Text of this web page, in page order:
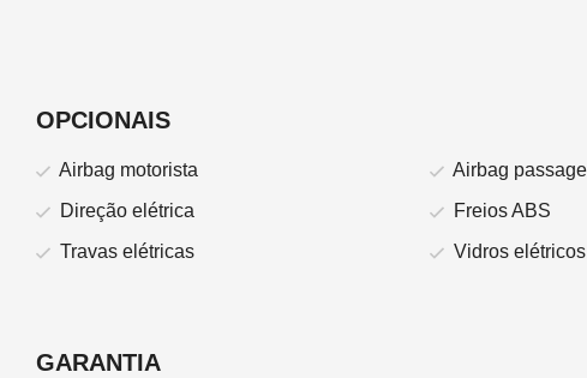
OPCIONAIS
Airbag motorista Airbag
Direção elétrica
Freios ABS
Travas elétricas
Vidros
GARANTIA